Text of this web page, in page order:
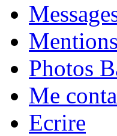
Photos
Me
Ecrire